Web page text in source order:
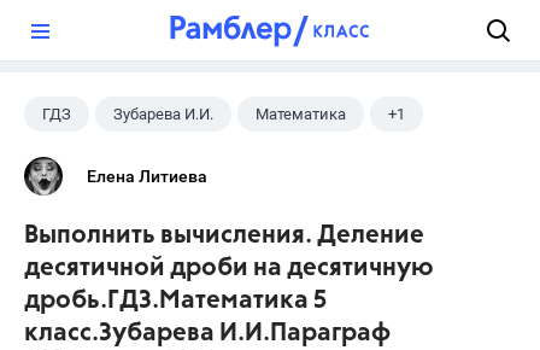
ГДЗ Зубарева И.И. Математика +1
5 класс
Елена Литиева
Выполнить вычисления. Деление
десятичной дроби на десятичную
дробь.ГДЗ.Математика 5
класс.Зубарева И.И.Параграф